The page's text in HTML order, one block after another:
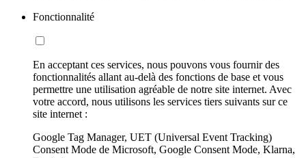
Fonctionnalité
En acceptant ces services, nous pouvons vous fournir des
fonctionnalités allant au-delà des fonctions de base et vous
permettre une utilisation agréable de notre site internet. Avec
votre accord, nous utilisons les services tiers suivants sur ce
site internet :
Google Tag Manager, UET (Universal Event Tracking)
Consent Mode de Microsoft, Google Consent Mode, Klarna,